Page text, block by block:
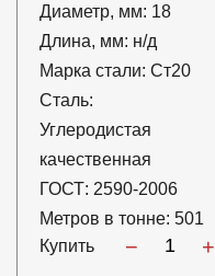
Диаметр, мм: 18
Длина, мм: н/д
Марка стали: Ст20
Сталь:
Углеродистая
качественная
ГОСТ: 2590-2006
Метров в тонне: 501
Купить
− +